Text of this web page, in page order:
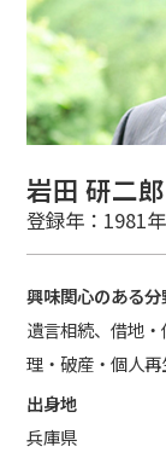
岩田 研二郎
登録年：1981
興味関心のある分
遺言相続、借地
理・破産・個人再
出身地
兵庫県